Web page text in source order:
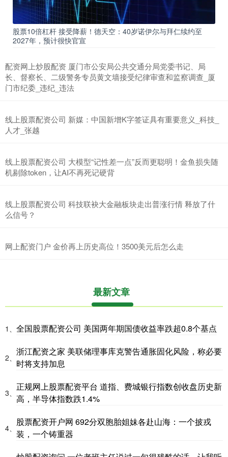
股票10倍杠杆 接受降薪！德天空：40岁诺伊尔与拜仁续约至
2027年，预计很快官宣
配资网上炒股配资 厦门市公安局公共交通分局党委书记、局
长、督察长、二级警务专员黄文墙接受纪律审查和监察调查_厦
门市纪委_违纪_违法
线上股票配资公司 新媒：中国新增K字签证具有重要意义_科技_
人才_张越
线上股票配资公司 大模型“记性差一点”反而更聪明！金鱼损失随
机剔除token，让AI不再死记硬背
线上股票配资公司 科技联袂大金融板块走出普涨行情 释放了什
么信号？
网上配资门户 金价再上历史高位！3500美元后怎么走
最新文章
1、 全国股票配资公司 美国两年期国债收益率跌超0.8个基点
2、
浙江配资之家 美联储理事库克警告通胀固化风险，称必要
时将支持加息
3、
正规网上股票配资平台 道指、费城银行指数创收盘历史新
高，半导体指数跌1.4%
4、
股票配资开户网 692分双胞胎姐妹各赴山海：一个披戎
装，一个铸重器